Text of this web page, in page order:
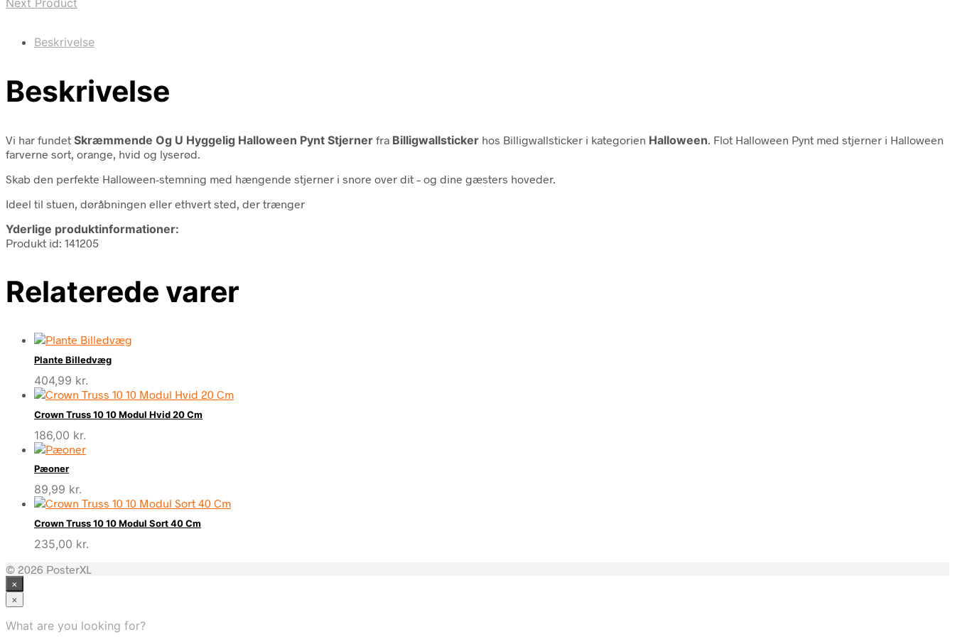
Beskrivelse
Beskrivelse
Vi har fundet Skræmmende Og U Hyggelig Halloween Pynt Stjerner fra Billigwallsticker hos Billigwallsticker i kategorien Halloween . Flot Halloween Pynt med stjerner i Halloween
farverne sort, orange, hvid og lyserød.
Skab den perfekte Halloween-stemning med hængende stjerner i snore over dit – og dine gæsters hoveder.
Ideel til stuen, døråbningen eller ethvert sted, der trænger
Yderlige produktinformationer:
Produkt id: 141205
Relaterede varer
Plante Billedvæg
404,99 kr.
Crown Truss 10 10 Modul Hvid 20 Cm
186,00 kr.
Pæoner
89,99 kr.
Crown Truss 10 10 Modul Sort 40 Cm
235,00 kr.
© 2026 PosterXL
×
×
What are you looking for?